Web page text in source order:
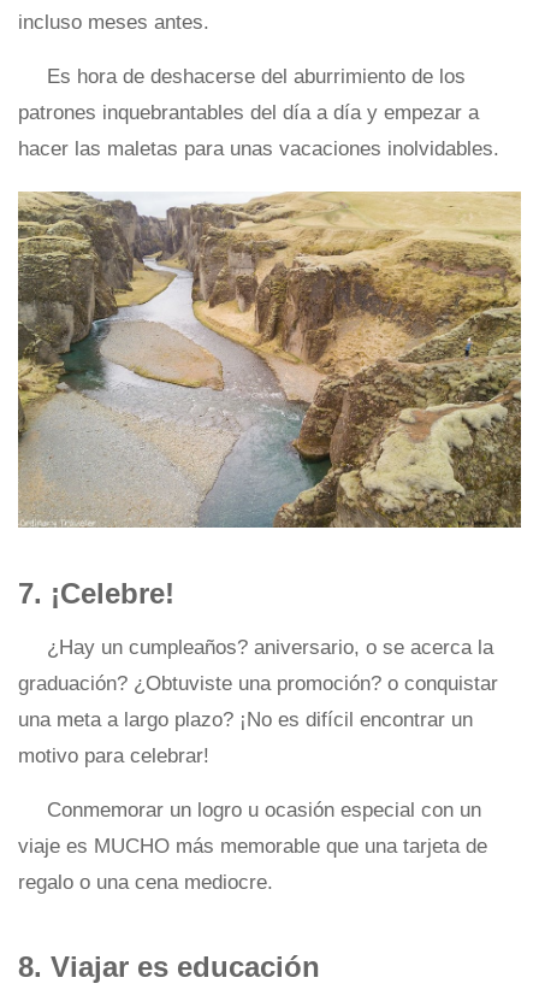
incluso meses antes.
Es hora de deshacerse del aburrimiento de los
patrones inquebrantables del día a día y empezar a
hacer las maletas para unas vacaciones inolvidables.
7. ¡Celebre!
¿Hay un cumpleaños? aniversario, o se acerca la
graduación? ¿Obtuviste una promoción? o conquistar
una meta a largo plazo? ¡No es difícil encontrar un
motivo para celebrar!
Conmemorar un logro u ocasión especial con un
viaje es MUCHO más memorable que una tarjeta de
regalo o una cena mediocre.
8. Viajar es educación